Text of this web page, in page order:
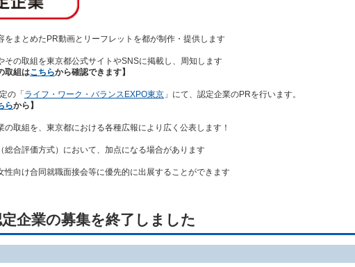
をまとめたPR動画とリーフレットを都が制作・提供します
その取組を東京都公式サイトやSNSに掲載し、周知します
取組はこちらから確認できます】
の「 ライフ・ワーク・バランスEXPO東京 」にて、認定企業のPRを行います。
らから】
の取組を、東京都における各種広報により広く公表します！
総合評価方式）において、加点になる場合があります
性向け合同就職面接会等に優先的に出展することができます
定企業の募集を終了しました